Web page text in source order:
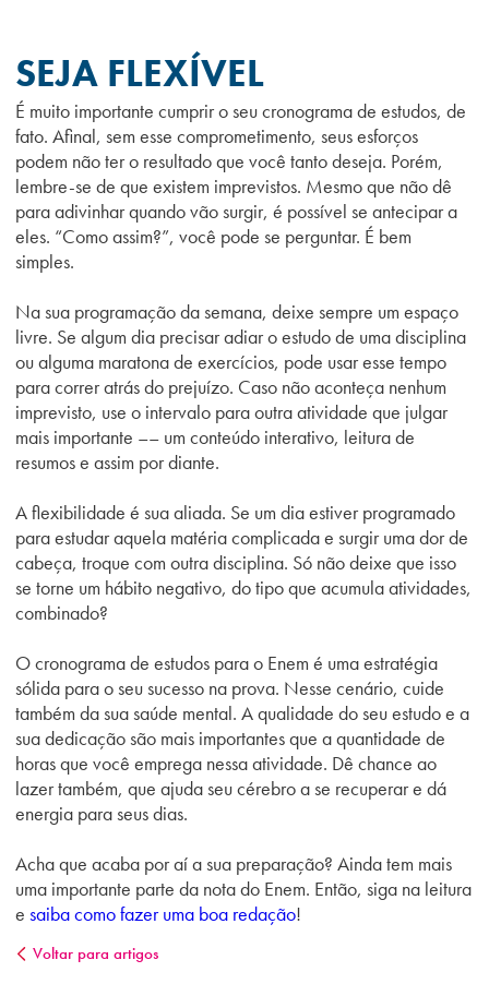
SEJA FLEXÍVEL
É muito importante cumprir o seu cronograma de estudos, de
fato. Afinal, sem esse comprometimento, seus esforços
podem não ter o resultado que você tanto deseja. Porém,
lembre-se de que existem imprevistos. Mesmo que não dê
para adivinhar quando vão surgir, é possível se antecipar a
eles. “Como assim?”, você pode se perguntar. É bem
simples.
Na sua programação da semana, deixe sempre um espaço
livre. Se algum dia precisar adiar o estudo de uma disciplina
ou alguma maratona de exercícios, pode usar esse tempo
para correr atrás do prejuízo. Caso não aconteça nenhum
imprevisto, use o intervalo para outra atividade que julgar
mais importante –– um conteúdo interativo, leitura de
resumos e assim por diante.
A flexibilidade é sua aliada. Se um dia estiver programado
para estudar aquela matéria complicada e surgir uma dor de
cabeça, troque com outra disciplina. Só não deixe que isso
se torne um hábito negativo, do tipo que acumula atividades,
combinado?
O cronograma de estudos para o Enem é uma estratégia
sólida para o seu sucesso na prova. Nesse cenário, cuide
também da sua saúde mental. A qualidade do seu estudo e a
sua dedicação são mais importantes que a quantidade de
horas que você emprega nessa atividade. Dê chance ao
lazer também, que ajuda seu cérebro a se recuperar e dá
energia para seus dias.
Acha que acaba por aí a sua preparação? Ainda tem mais
uma importante parte da nota do Enem. Então, siga na leitura
e saiba como fazer uma boa redação!
Voltar para artigos